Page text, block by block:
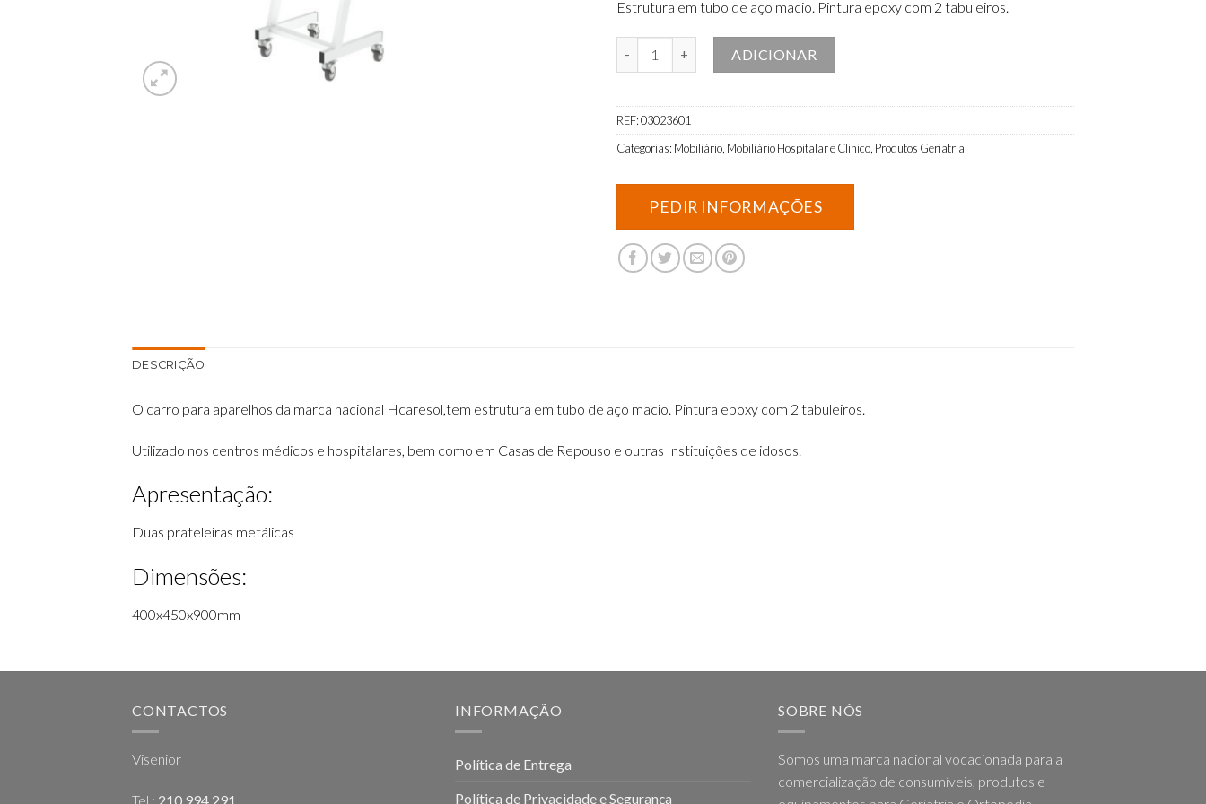
Estrutura em tubo de aço macio. Pintura epoxy com 2 tabuleiros.
ADICIONAR
REF:03023601
Categorias: Mobiliário Mobiliário Hospitalar e Clinico Produtos Geriatria
DESCRIÇÃO
O carro para aparelhos da marca nacional Hcaresol,tem estrutura em tubo de aço macio. Pintura epoxy com 2 tabuleiros.
Utilizado nos centros médicos e hospitalares, bem como em Casas de Repouso e outras Instituições de idosos.
Apresentação:
Duas prateleiras metálicas
Dimensões:
400x450x900mm
CONTACTOS
Visenior
Tel.: 210 994 291
INFORMAÇÃO
Política de Entrega
Política de Privacidade e Segurança
SOBRE NÓS
Somos uma marca nacional vocacionada para a
comercialização de consumíveis, produtos e